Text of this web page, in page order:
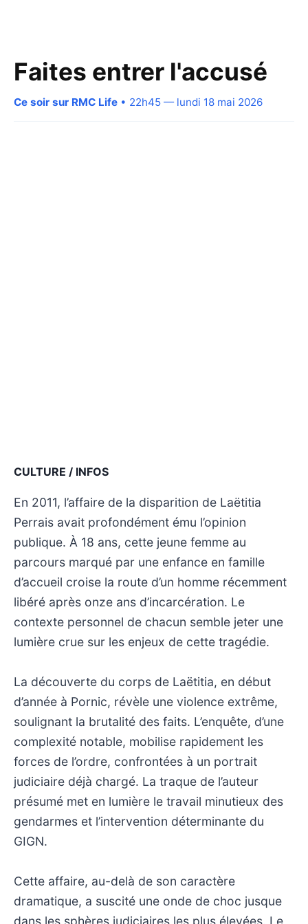
Faites entrer l'accusé
Ce soir sur RMC Life • 22h45 — lundi 18 mai 2026
CULTURE / INFOS
En 2011, l’affaire de la disparition de Laëtitia
Perrais avait profondément ému l’opinion
publique. À 18 ans, cette jeune femme au
parcours marqué par une enfance en famille
d’accueil croise la route d’un homme récemment
libéré après onze ans d’incarcération. Le
contexte personnel de chacun semble jeter une
lumière crue sur les enjeux de cette tragédie.
La découverte du corps de Laëtitia, en début
d’année à Pornic, révèle une violence extrême,
soulignant la brutalité des faits. L’enquête, d’une
complexité notable, mobilise rapidement les
forces de l’ordre, confrontées à un portrait
judiciaire déjà chargé. La traque de l’auteur
présumé met en lumière le travail minutieux des
gendarmes et l’intervention déterminante du
GIGN.
Cette affaire, au-delà de son caractère
dramatique, a suscité une onde de choc jusque
dans les sphères judiciaires les plus élevées. Le